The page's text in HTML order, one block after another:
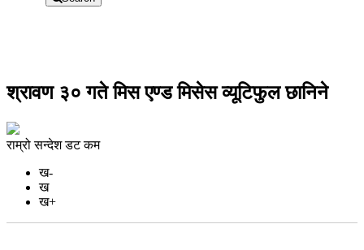
श्रावण ३० गते मिस एण्ड मिसेस व्यूटिफुल छानिने
राम्रो सन्देश डट कम
ख-
ख
ख+